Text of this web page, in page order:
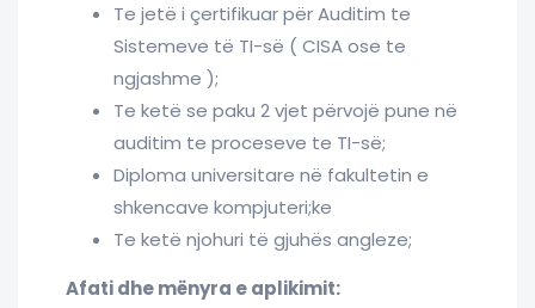
Te jetë i çertifikuar për Auditim te
Sistemeve të TI-së ( CISA ose te
ngjashme );
Te ketë se paku 2 vjet përvojë pune në
auditim te proceseve te TI-së;
Diploma universitare në fakultetin e
shkencave kompjuteri;ke
Te ketë njohuri të gjuhës angleze;
Afati dhe mënyra e aplikimit: